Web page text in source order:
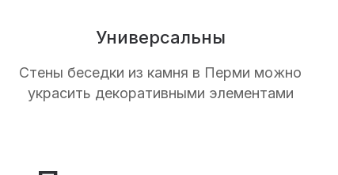
Универсальны
Стены беседки из камня в Перми можно
украсить декоративными элементами